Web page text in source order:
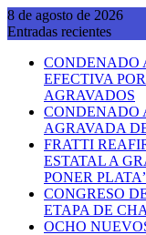
Saltar
al
8 de agosto de 2026
Entradas recientes
CONDENADO
EFECTIVA
AGRAVADOS
CONDENADO
AGRAVADA
FRATTI
ESTATAL A
PONER
CONGRESO
ETAPA DE
OCHO